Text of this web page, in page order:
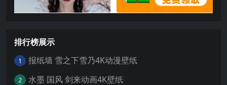
排行榜展示
1 报纸墙 雪之下雪乃4K动漫壁纸
2 水墨 国风 剑来动画4K壁纸